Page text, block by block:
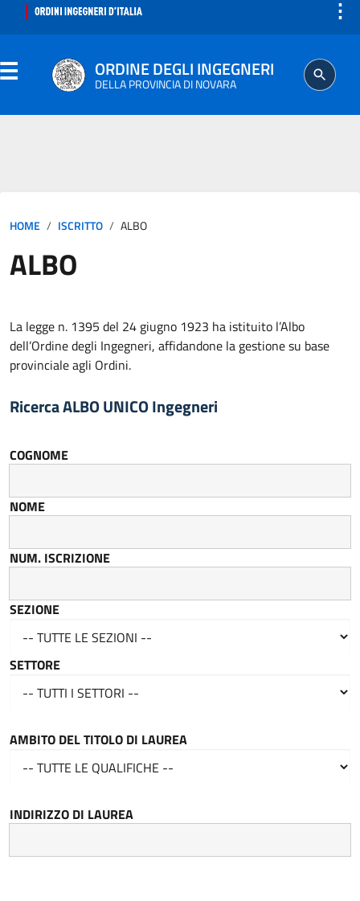
⋮
ORDINE DEGLI INGEGNERI
DELLA PROVINCIA DI NOVARA
ISCRITTO
PROFESSIONE
AGGIORNAMENTO PROFESSIONALE
HOME ISCRITTO ALBO
ALBO
La legge n. 1395 del 24 giugno 1923 ha istituito l’Albo
dell’Ordine degli Ingegneri, affidandone la gestione su base
provinciale agli Ordini.
Ricerca ALBO UNICO Ingegneri
COGNOME
NOME
NUM. ISCRIZIONE
SEZIONE
SETTORE
AMBITO DEL TITOLO DI LAUREA
INDIRIZZO DI LAUREA